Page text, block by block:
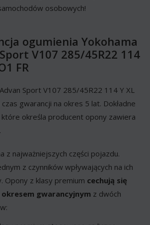
osobowych!
ogumienia Yokohama
V107 285/45R22 114
FR
Sport V107 285/45R22 114 Y XL
gwarancji na okres 5 lat. Dokładne
określa producent opony zawiera
z najważniejszych części pojazdu.
z czynników wpływających na ich
Opony z klasy premium cechują się
okresem gwarancyjnym z dwóch